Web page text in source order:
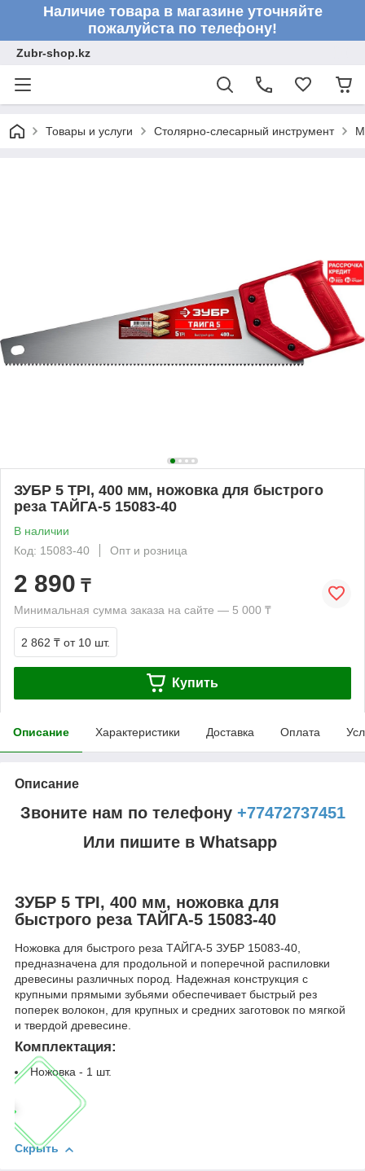
Наличие товара в магазине уточняйте
пожалуйста по телефону!
Zubr-shop.kz
Товары и услуги Столярно-слесарный инструмент
ЗУБР 5 TPI, 400 мм, ножовка для быстрого
реза ТАЙГА-5 15083-40
В наличии
Код: 15083-40
Опт и розница
2 890 ₸
Минимальная сумма заказа на сайте — 5 000 ₸
2 862 ₸ от 10 шт.
Купить
Описание Характеристики Доставка Оплата
Описание
Звоните нам по телефону +77472737451
Или пишите в Whatsapp
ЗУБР 5 TPI, 400 мм, ножовка для
быстрого реза ТАЙГА-5 15083-40
Ножовка для быстрого реза ТАЙГА-5 ЗУБР 15083-40,
предназначена для продольной и поперечной распиловки
древесины различных пород. Надежная конструкция с
крупными прямыми зубьями обеспечивает быстрый рез
поперек волокон, для крупных и средних заготовок по мягкой
и твердой древесине.
Комплектация:
Ножовка - 1 шт.
Скрыть